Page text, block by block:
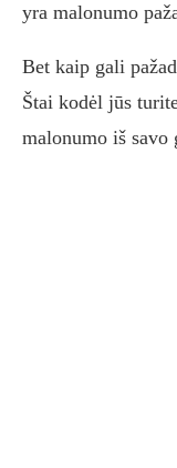
yra malonumo
Bet kaip gali
Štai kodėl jūs
malonumo iš savo